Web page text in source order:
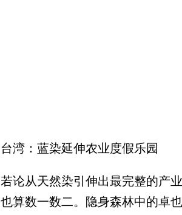
台湾：蓝染延伸农业度假乐园
若论从天然染引伸出最完整的产
也算数一数二。隐身森林中的卓